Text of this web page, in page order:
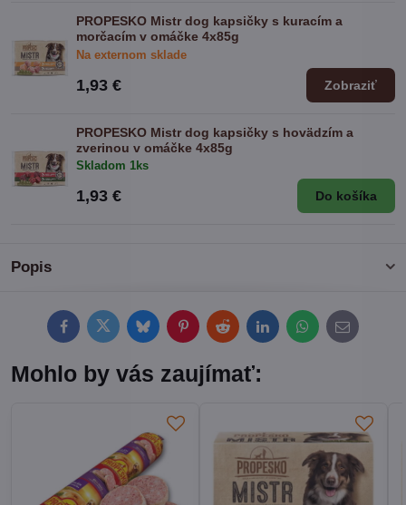
Popis
FacebookTwitterBlueskyPinterestRedditLinkedInWhatsApp
E-
mail
PROPESKO Mistr dog kapsičky s kuracím a
morčacím v omáčke 4x85g
Na externom sklade
1,93 € Zobraziť
PROPESKO Mistr dog kapsičky s hovädzím a
zverinou v omáčke 4x85g
Skladom 1ks
1,93 € Do košíka
Mohlo by vás zaujímať: